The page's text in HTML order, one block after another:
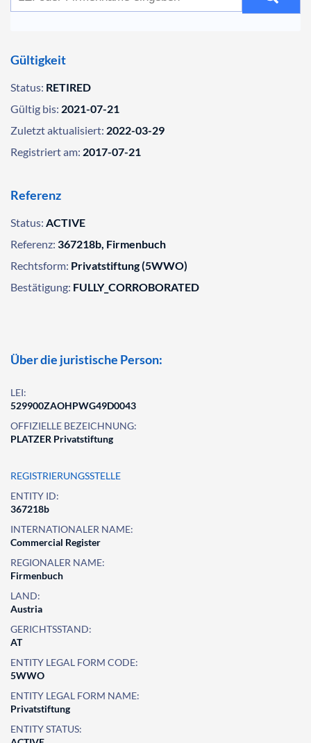
Gültigkeit
Status: RETIRED
Gültig bis: 2021-07-21
Zuletzt aktualisiert: 2022-03-29
Registriert am: 2017-07-21
Referenz
Status: ACTIVE
Referenz: 367218b, Firmenbuch
Rechtsform: Privatstiftung (5WWO)
Bestätigung: FULLY_CORROBORATED
Über die juristische Person:
LEI:
529900ZAOHPWG49D0043
OFFIZIELLE BEZEICHNUNG:
PLATZER Privatstiftung
REGISTRIERUNGSSTELLE
ENTITY ID:
367218b
INTERNATIONALER NAME:
Commercial Register
REGIONALER NAME:
Firmenbuch
LAND:
Austria
GERICHTSSTAND:
AT
ENTITY LEGAL FORM CODE:
5WWO
ENTITY LEGAL FORM NAME:
Privatstiftung
ENTITY STATUS: